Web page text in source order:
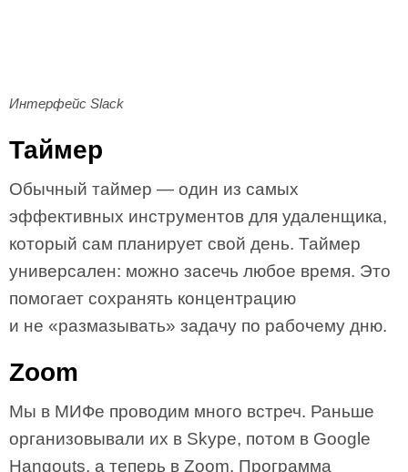
Интерфейс Slack
Таймер
Обычный таймер — один из самых
эффективных инструментов для удаленщика,
который сам планирует свой день. Таймер
универсален: можно засечь любое время. Это
помогает сохранять концентрацию
и не «размазывать» задачу по рабочему дню.
Zoom
Мы в МИФе проводим много встреч. Раньше
организовывали их в Skype, потом в Google
Hangouts, а теперь в Zoom. Программа